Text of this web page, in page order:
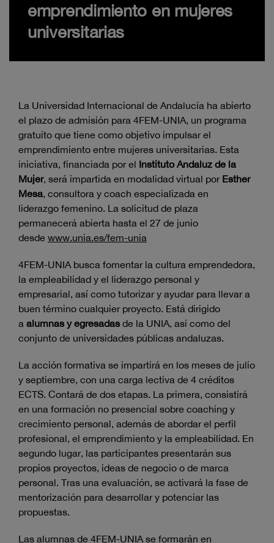
emprendimiento en mujeres
universitarias
La Universidad Internacional de Andalucía ha abierto
el plazo de admisión para 4FEM-UNIA, un programa
gratuito que tiene como objetivo impulsar el
emprendimiento entre mujeres universitarias. Esta
iniciativa, financiada por el Instituto Andaluz de la
Mujer, será impartida en modalidad virtual por Esther
Mesa, consultora y coach especializada en
liderazgo femenino. La solicitud de plaza
permanecerá abierta hasta el 27 de junio
desde www.unia.es/fem-unia
4FEM-UNIA busca fomentar la cultura emprendedora,
la empleabilidad y el liderazgo personal y
empresarial, así como tutorizar y ayudar para llevar a
buen término cualquier proyecto. Está dirigido
a alumnas y egresadas de la UNIA, así como del
conjunto de universidades públicas andaluzas.
La acción formativa se impartirá en los meses de julio
y septiembre, con una carga lectiva de 4 créditos
ECTS. Contará de dos etapas. La primera, consistirá
en una formación no presencial sobre coaching y
crecimiento personal, además de abordar el perfil
profesional, el emprendimiento y la empleabilidad. En
segundo lugar, las participantes presentarán sus
propios proyectos, ideas de negocio o de marca
personal. Tras una evaluación, se activará la fase de
mentorización para desarrollar y potenciar las
propuestas.
Las alumnas de 4FEM-UNIA se formarán en